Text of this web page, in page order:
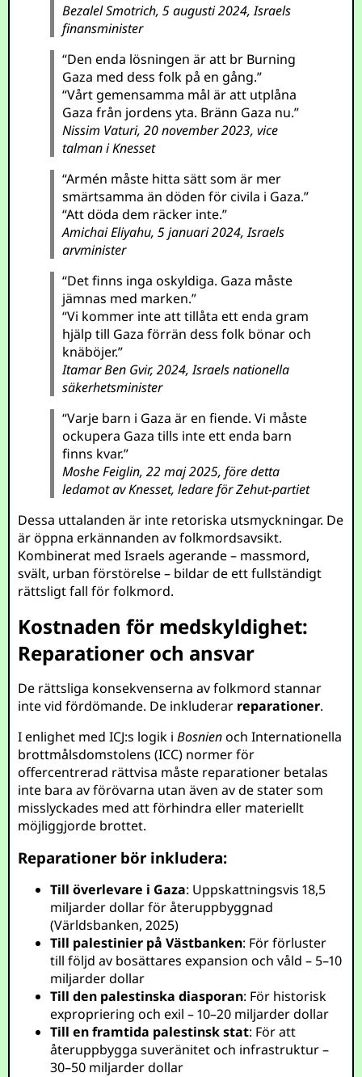
Bezalel Smotrich, 5 augusti 2024, Israels
finansminister
“Den enda lösningen är att br Burning
Gaza med dess folk på en gång.”
“Vårt gemensamma mål är att utplåna
Gaza från jordens yta. Bränn Gaza nu.”
Nissim Vaturi, 20 november 2023, vice
talman i Knesset
“Armén måste hitta sätt som är mer
smärtsamma än döden för civila i Gaza.”
“Att döda dem räcker inte.”
Amichai Eliyahu, 5 januari 2024, Israels
arvminister
“Det finns inga oskyldiga. Gaza måste
jämnas med marken.”
“Vi kommer inte att tillåta ett enda gram
hjälp till Gaza förrän dess folk bönar och
knäböjer.”
Itamar Ben Gvir, 2024, Israels nationella
säkerhetsminister
“Varje barn i Gaza är en fiende. Vi måste
ockupera Gaza tills inte ett enda barn
finns kvar.”
Moshe Feiglin, 22 maj 2025, före detta
ledamot av Knesset, ledare för Zehut-partiet
Dessa uttalanden är inte retoriska utsmyckningar. De
är öppna erkännanden av folkmordsavsikt.
Kombinerat med Israels agerande – massmord,
svält, urban förstörelse – bildar de ett fullständigt
rättsligt fall för folkmord.
Kostnaden för medskyldighet:
Reparationer och ansvar
De rättsliga konsekvenserna av folkmord stannar
inte vid fördömande. De inkluderar reparationer.
I enlighet med ICJ:s logik iBosnienoch Internationella
brottmålsdomstolens (ICC) normer för
offercentrerad rättvisa måste reparationer betalas
inte bara av förövarna utan även av de stater som
misslyckades med att förhindra eller materiellt
möjliggjorde brottet.
Reparationer bör inkludera:
Till överlevare i Gaza: Uppskattningsvis 18,5
miljarder dollar för återuppbyggnad
(Världsbanken, 2025)
Till palestinier på Västbanken: För förluster
till följd av bosättares expansion och våld – 5–10
miljarder dollar
Till den palestinska diasporan: För historisk
expropriering och exil – 10–20 miljarder dollar
Till en framtida palestinsk stat: För att
återuppbygga suveränitet och infrastruktur –
30–50 miljarder dollar